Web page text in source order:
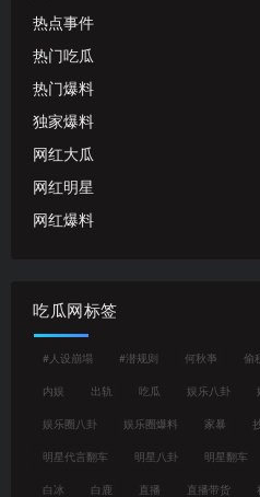
热点事件
热门吃瓜
热门爆料
独家爆料
网红大瓜
网红明星
网红爆料
吃瓜网标签
#人设崩塌 #潜规则 何秋亊 偷
内娱 出轨 吃瓜 娱乐八卦
娱乐圈八卦 娱乐圈爆料 家暴
明星代言翻车 明星八卦 明星翻车
白冰 白鹿 直播 直播带货